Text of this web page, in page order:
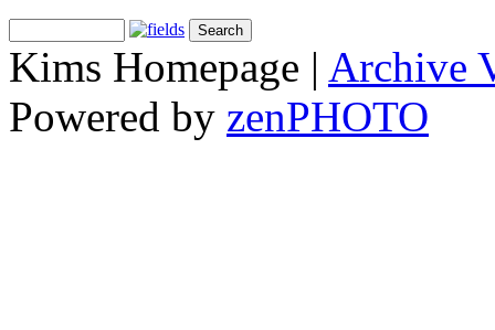
Kims Homepage | Archive
Powered by zenPHOTO